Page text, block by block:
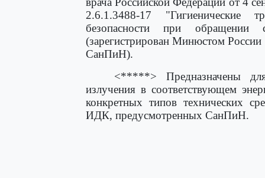
2.6.1.3488-17 "Гигиенические
безопасности при обращении
(зарегистрирован Минюстом
СанПиН).
<*****> Предназначены
излучения в соответствующем
конкретных типов технических
ИДК, предусмотренных СанПиН.